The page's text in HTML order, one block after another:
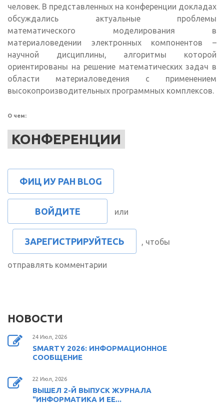
человек. В представленных на конференции докладах
обсуждались актуальные проблемы
математического моделирования в
материаловедении электронных компонентов –
научной дисциплины, алгоритмы которой
ориентированы на решение математических задач в
области материаловедения с применением
высокопроизводительных программных комплексов.
О чем:
КОНФЕРЕНЦИИ
ФИЦ ИУ РАН BLOG
ВОЙДИТЕ или
ЗАРЕГИСТРИРУЙТЕСЬ , чтобы
отправлять комментарии
НОВОСТИ
24 Июл, 2026
SMARTY 2026: ИНФОРМАЦИОННОЕ
СООБЩЕНИЕ
22 Июл, 2026
ВЫШЕЛ 2-Й ВЫПУСК ЖУРНАЛА
"ИНФОРМАТИКА И ЕЕ...